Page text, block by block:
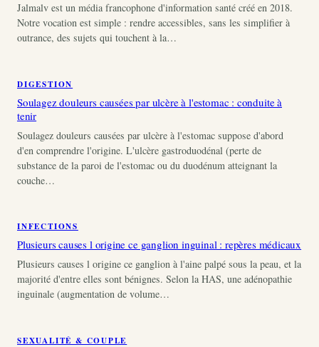
Jalmalv est un média francophone d'information santé créé en 2018.
Notre vocation est simple : rendre accessibles, sans les simplifier à
outrance, des sujets qui touchent à la…
DIGESTION
Soulagez douleurs causées par ulcère à l'estomac : conduite à
tenir
Soulagez douleurs causées par ulcère à l'estomac suppose d'abord
d'en comprendre l'origine. L'ulcère gastroduodénal (perte de
substance de la paroi de l'estomac ou du duodénum atteignant la
couche…
INFECTIONS
Plusieurs causes l origine ce ganglion inguinal : repères médicaux
Plusieurs causes l origine ce ganglion à l'aine palpé sous la peau, et la
majorité d'entre elles sont bénignes. Selon la HAS, une adénopathie
inguinale (augmentation de volume…
SEXUALITÉ & COUPLE